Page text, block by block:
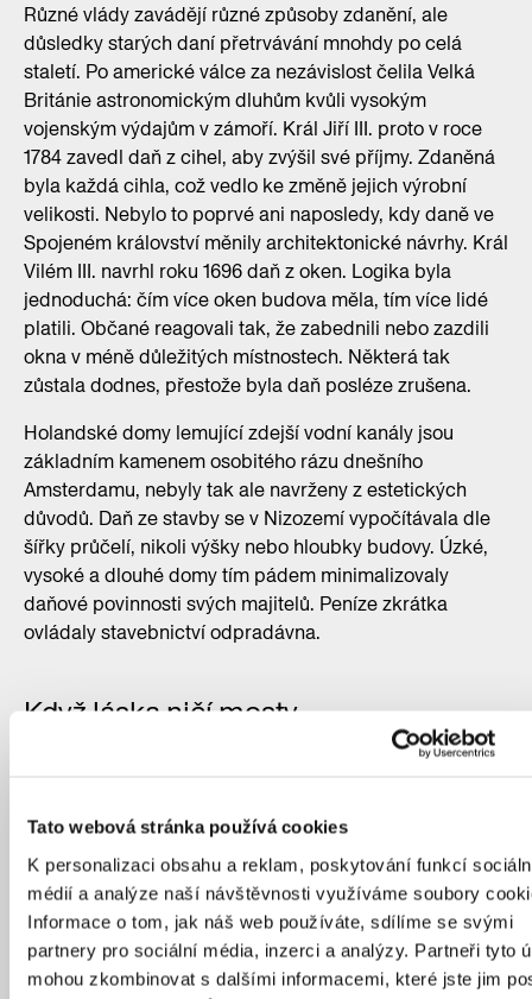
Tato webová stránka používá cookies
K personalizaci obsahu a reklam, poskytování funkcí
médií a analýze naší návštěvnosti využíváme soubory
Informace o tom, jak náš web používáte, sdílíme se svými
partnery pro sociální média, inzerci a analýzy. Partneři tyto
mohou zkombinovat s dalšími informacemi, které jste jim
Různé vlády zavádějí různé způsoby zdanění, ale
důsledky starých daní přetrvávání mnohdy po celá
staletí. Po americké válce za nezávislost čelila Velká
Británie astronomickým dluhům kvůli vysokým
vojenským výdajům v zámoří. Král Jiří III. proto v roce
1784 zavedl daň z cihel, aby zvýšil své příjmy. Zdaněná
byla každá cihla, což vedlo ke změně jejich výrobní
velikosti. Nebylo to poprvé ani naposledy, kdy daně ve
Spojeném království měnily architektonické návrhy. Král
Vilém III. navrhl roku 1696 daň z oken. Logika byla
jednoduchá: čím více oken budova měla, tím více lidé
platili. Občané reagovali tak, že zabednili nebo zazdili
okna v méně důležitých místnostech. Některá tak
zůstala dodnes, přestože byla daň posléze zrušena.
Holandské domy lemující zdejší vodní kanály jsou
základním kamenem osobitého rázu dnešního
Amsterdamu, nebyly tak ale navrženy z estetických
důvodů. Daň ze stavby se v Nizozemí vypočítávala dle
šířky průčelí, nikoli výšky nebo hloubky budovy. Úzké,
vysoké a dlouhé domy tím pádem minimalizovaly
daňové povinnosti svých majitelů. Peníze zkrátka
ovládaly stavebnictví odpradávna.
Když láska ničí mosty
a armádního důstojníka jménem Relja, který se odehrál
v srbském městečku Vrnjačka Banja. Předtím, než měl
Relja odjet bojovat v první světové válce, slíbila si
dvojice na zdejším mostě věrnost. Během bojů proti
zemím Čtyřspolku však Relja v Řecku vzplanul k jiné
dívce a oženil se s ní. Říká se, že Nada pak kvůli jeho